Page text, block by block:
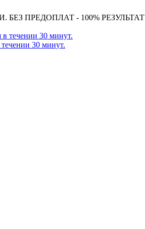
ПРЕДОПЛАТ - 100% РЕЗУЛЬТАТ
течении 30 минут.
30 минут.